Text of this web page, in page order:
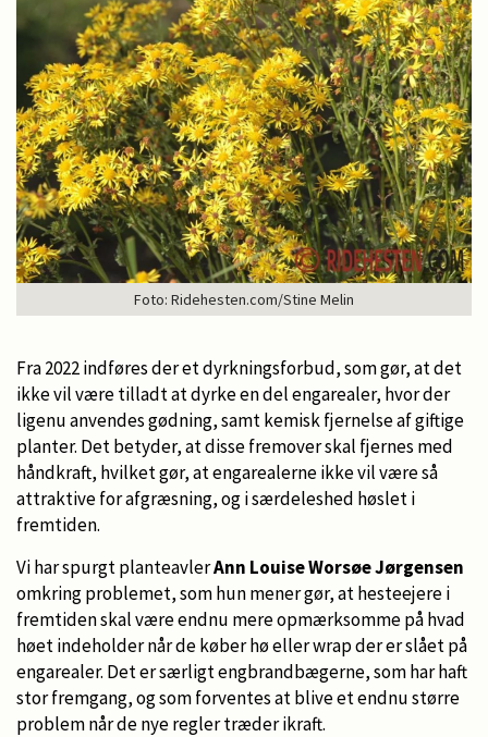
Foto: Ridehesten.com/Stine Melin
Fra 2022 indføres der et dyrkningsforbud, som gør, at det
ikke vil være tilladt at dyrke en del engarealer, hvor der
ligenu anvendes gødning, samt kemisk fjernelse af giftige
planter. Det betyder, at disse fremover skal fjernes med
håndkraft, hvilket gør, at engarealerne ikke vil være så
attraktive for afgræsning, og i særdeleshed høslet i
fremtiden.
Vi har spurgt planteavlerAnn Louise Worsøe Jørgensen
omkring problemet, som hun mener gør, at hesteejere i
fremtiden skal være endnu mere opmærksomme på hvad
høet indeholder når de køber hø eller wrap der er slået på
engarealer. Det er særligt engbrandbægerne, som har haft
stor fremgang, og som forventes at blive et endnu større
problem når de nye regler træder ikraft.